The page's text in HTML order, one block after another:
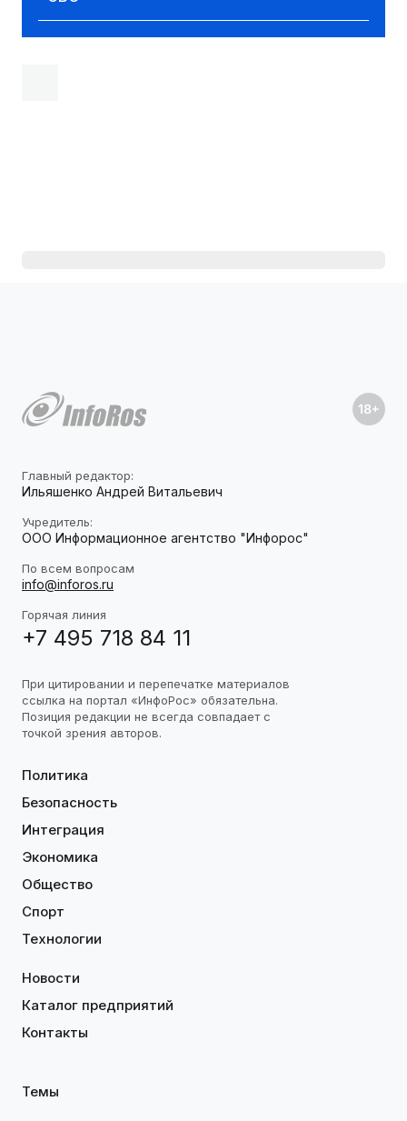
Главный редактор:
Ильяшенко Андрей Витальевич
Учредитель:
ООО Информационное агентство "Инфорос"
По всем вопросам
info@inforos.ru
Горячая линия
+7 495 718 84 11
При цитировании и перепечатке материалов
ссылка на портал «ИнфоРос» обязательна.
Позиция редакции не всегда совпадает с
точкой зрения авторов.
Политика
Безопасность
Интеграция
Экономика
Общество
Спорт
Технологии
Новости
Каталог предприятий
Контакты
Темы